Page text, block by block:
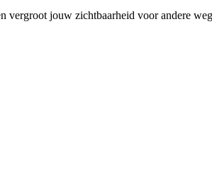
jouw zichtbaarheid voor andere